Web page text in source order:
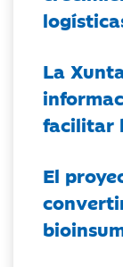
La
facilitar
El